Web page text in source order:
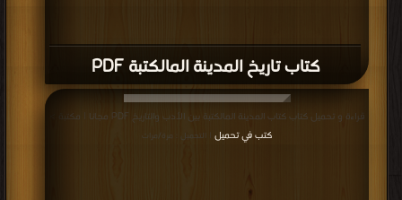
كتاب تاريخ المدينة المالكتبة PDF
قراءة و تحميل كتاب كتاب المدينة المالكتبة بين الأدب والتاريخ PDF مجانا | مكتبة >
كتب في تحميل
| التحميل : مرة/مرات